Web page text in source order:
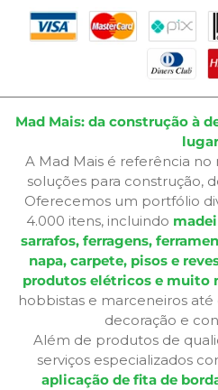
Mad Mais: da construção à
A Mad Mais é referência
soluções para construção,
Oferecemos um portfólio
4.000 itens, incluindo
sarrafos, ferragens,
napa, carpete, pisos e
produtos elétricos e muito
hobbistas e marceneiros
decoração e
Além de produtos de
serviços especializados
aplicação de fita de